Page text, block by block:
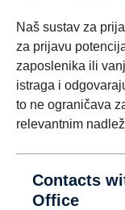
Naš sustav za
za prijavu
zaposlenika ili
istraga i
to ne ograničava
relevantnim
Contacts
Office